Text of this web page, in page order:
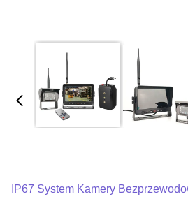
IP67 System Kamery